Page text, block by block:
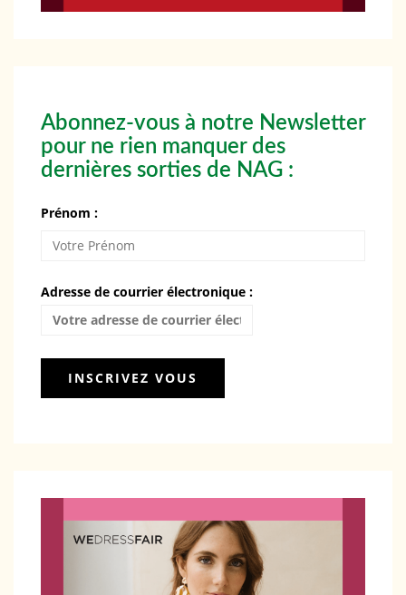
Abonnez-vous à notre Newsletter
pour ne rien manquer des
dernières sorties de NAG :
Prénom :
Adresse de courrier électronique :